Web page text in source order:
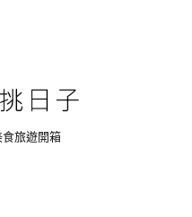
旅遊開箱